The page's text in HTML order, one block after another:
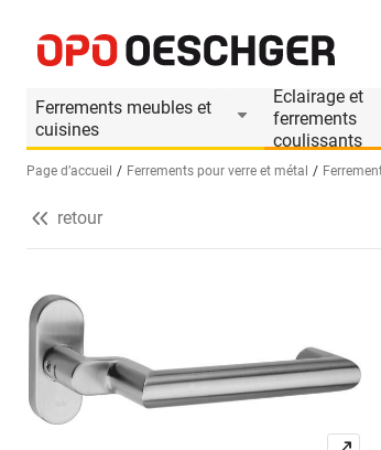
Ferrements meubles et
cuisines
Eclairage et
ferrements
coulissants
Sélectionnez une langue (FR)
Page d’accueil Ferrements pour verre et métal
Informations produit
retour